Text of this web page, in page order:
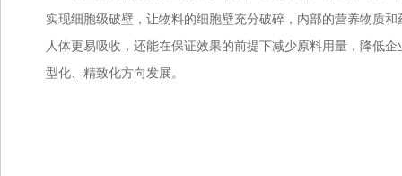
实现细胞级破壁，让物料的细胞壁充分破碎，内部的营养物质
人体更易吸收，还能在保证效果的前提下减少原料用量，降低
型化、精致化方向发展。